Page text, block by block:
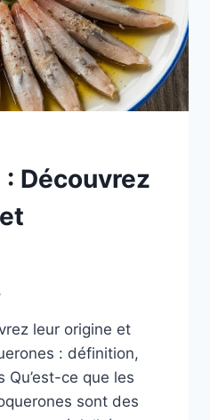
Découvrez
leur origine et
: définition,
ce que les
sont des